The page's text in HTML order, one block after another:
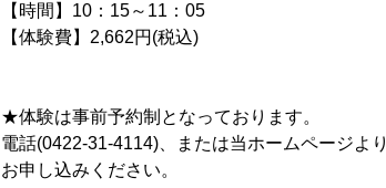
【時間】10：15～11：05
【体験費】2,662円(税込)
★体験は事前予約制となっております。
電話(0422-31-4114)、または当ホームページより
お申し込みください。